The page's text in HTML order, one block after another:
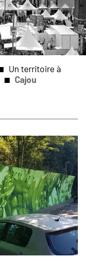
Un territoire à
Cajou